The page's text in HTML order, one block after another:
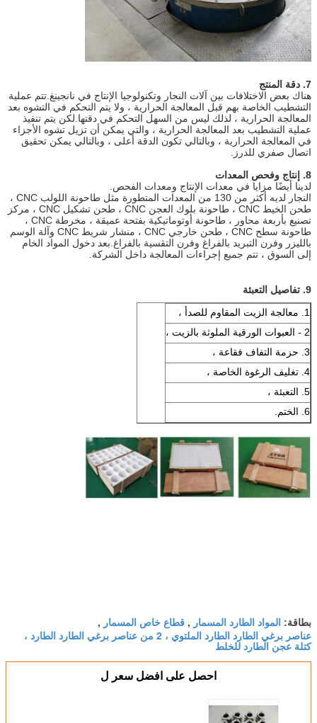
7. دقة المنتج
هناك بعض الاختلافات بين آلات النجار وتكنولوجيا الإنتاج في نانجينغ.تتم عملية
التشطيب الخاصة بهم قبل المعالجة الحرارية ، ولا يتم التحكم في التشوه بعد
المعالجة الحرارية ، لذلك ليس من السهل التحكم في دقتها.لكن يتم تنفيذ
عملية التشطيب بعد المعالجة الحرارية ، والتي يمكن أن تزيل تشوه الأجزاء
في المعالجة الحرارية ، وبالتالي تكون الدقة أعلى ، وبالتالي يمكن تحقيق
اتصال صفري للدرز.
8. إنتاج وفحص المعدات
لدينا أيضًا مزايا في معدات الإنتاج ومعدات الفحص.
النجار لديه أكثر من 130 من المعدات المتطورة مثل طاحونة اللولب CNC ،
طحن الخيط CNC ، طاحونة بلوك العجن CNC ، طحن تشكيل CNC ، مركز
تصنيع بأربعة محاور ، طاحونة أوتوماتيكية بفتحة عميقة ، مخرطة CNC ،
طاحونة سطح CNC ، طحن خارجي CNC ، منشار شريط CNC وآلة الوسم
بالليزر وفرن التبريد بالفراغ وفرن التقسية بالفراغ.بعد دخول المواد الخام
إلى السوق ، تتم جميع إجراءات المعالجة داخل الشركة.
9. تفاصيل التعبئة
1. معالجة الزيت المقاوم للصدأ ،
2 - العبوات الورقية الملوثة بالزيت ،
3. حزمة التفاف فقاعة ،
4. تغليف الرغوة الخاصة ،
5. التعبئة ،
6. الختم.
بطاقة: المواد الطارد المسمار , قطاع خاص المسمار ,
عناصر برغي الطارد الطارد الملتوي ، 2 من عناصر برغي الطارد الطارد ،
كتلة عجن الطارد للخلط
احصل على افضل سعر ل